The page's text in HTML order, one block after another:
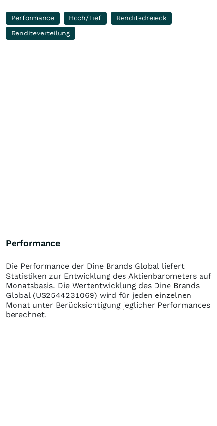
Performance Hoch/Tief
Renditedreieck
Renditeverteilung
Performance
Die Performance der Dine Brands Global liefert
Statistiken zur Entwicklung des Aktienbarometers auf
Monatsbasis. Die Wertentwicklung des Dine Brands
Global (US2544231069) wird für jeden einzelnen
Monat unter Berücksichtigung jeglicher Performances
berechnet.